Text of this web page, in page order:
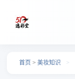
首页 > 美妆知识 >